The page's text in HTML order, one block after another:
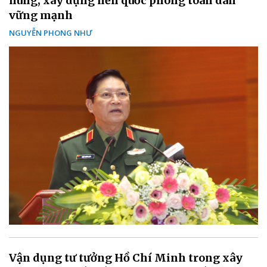
vững mạnh
NGUYỄN PHONG NHƯ
Vận dụng tư tưởng Hồ Chí Minh trong xây